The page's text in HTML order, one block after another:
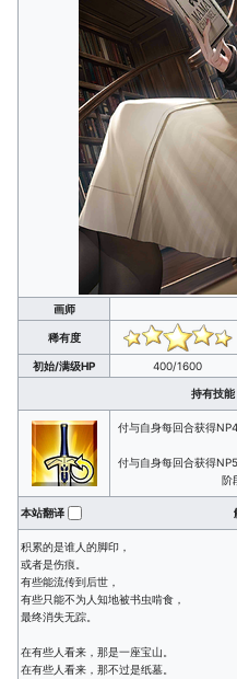
画师
稀有度
初始/满级HP 400/1600
持有技能
付与自身每回合获得
付与自身每回合获得
阶
本站翻译
积累的是谁人的脚印，
或者是伤痕。
有些能流传到后世，
有些只能不为人知地被书虫啃食，
最终消失无踪。
在有些人看来，那是一座宝山。
在有些人看来，那不过是纸墓。